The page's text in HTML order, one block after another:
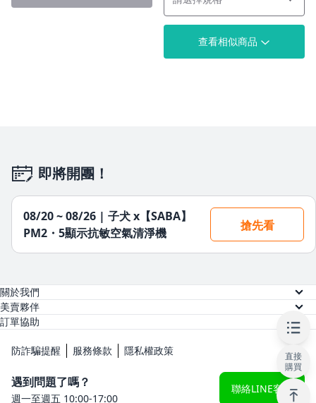
查看相似商品
即將開團！
08/20 ~ 08/26 | 子犬 x【SABA】
PM2・5顯示抗敏空氣清淨機
搶先看
直接
購買
關於我們
關於美賣
人才招募
美賣夥伴
供應商註冊
網紅註冊
訂單協助
防詐騙提醒 服務條款 隱私權政策
遇到問題了嗎？
週一至週五 10:00-17:00
聯絡LINE客服